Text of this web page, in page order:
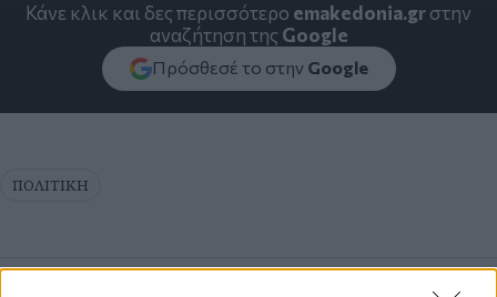
Κάνε κλικ και δες περισσότερο emakedonia.grστην
αναζήτηση της Google
Πρόσθεσέ το στην Google
ΠΟΛΙΤΙΚΗ